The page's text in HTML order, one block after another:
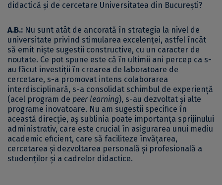
didactică și de cercetare Universitatea din București?
A.B.: Nu sunt atât de ancorată în strategia la nivel de
universitate privind stimularea excelenței, astfel încât
să emit niște sugestii constructive, cu un caracter de
noutate. Ce pot spune este că în ultimii ani percep ca s-
au făcut investiții în crearea de laboratoare de
cercetare, s-a promovat intens colaborarea
interdisciplinară, s-a consolidat schimbul de experiență
(acel program de peer learning), s-au dezvoltat și alte
programe inovatoare. Nu am sugestii specifice în
această direcție, aș sublinia poate importanța sprijinului
administrativ, care este crucial în asigurarea unui mediu
academic eficient, care să faciliteze învățarea,
cercetarea și dezvoltarea personală și profesională a
studenților și a cadrelor didactice.